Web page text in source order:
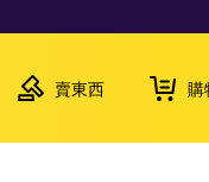
賣東西 購